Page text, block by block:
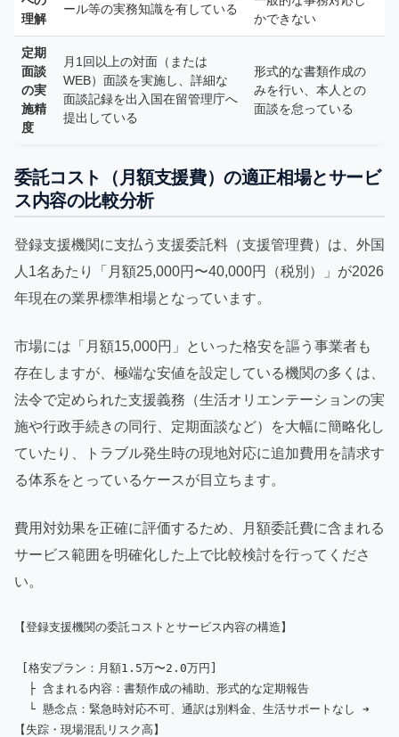
理解
ール等の実務知識を有している
かできない
定期
面談
の実
施精
度
月1回以上の対面（または
WEB）面談を実施し、詳細な
面談記録を出入国在留管理庁へ
提出している
形式的な書類作成の
みを行い、本人との
面談を怠っている
委託コスト（月額支援費）の適正相場とサービ
ス内容の比較分析
登録支援機関に支払う支援委託料（支援管理費）は、外国
人1名あたり「月額25,000円〜40,000円（税別）」が2026
年現在の業界標準相場となっています。
市場には「月額15,000円」といった格安を謳う事業者も
存在しますが、極端な安値を設定している機関の多くは、
法令で定められた支援義務（生活オリエンテーションの実
施や行政手続きの同行、定期面談など）を大幅に簡略化し
ていたり、トラブル発生時の現地対応に追加費用を請求す
る体系をとっているケースが目立ちます。
費用対効果を正確に評価するため、月額委託費に含まれる
サービス範囲を明確化した上で比較検討を行ってくださ
い。
【登録支援機関の委託コストとサービス内容の構造】
【失踪・現場混乱リスク高】